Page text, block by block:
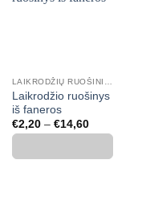
Laikrodžio ruošinys
iš faneros
€2,20 – €14,60Price
range:
through